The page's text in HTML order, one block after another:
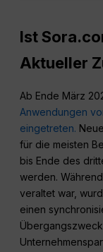
Ist
Aktueller
Ab Ende März
Anwendungen
eingetreten.
für die meisten
bis Ende des
werden.
veraltet war,
einen